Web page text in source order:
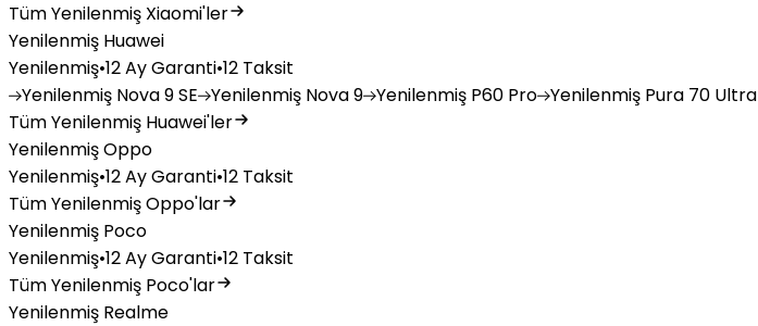
Tüm Yenilenmiş Xiaomi'ler
Yenilenmiş Huawei
Yenilenmiş•12 Ay Garanti•12 Taksit
Yenilenmiş Nova 9 SE Yenilenmiş Nova 9 Yenilenmiş P60 Pro Yenilenmiş Pura 70 Ultra
Tüm Yenilenmiş Huawei'ler
Yenilenmiş Oppo
Yenilenmiş•12 Ay Garanti•12 Taksit
Tüm Yenilenmiş Oppo'lar
Yenilenmiş Poco
Yenilenmiş•12 Ay Garanti•12 Taksit
Tüm Yenilenmiş Poco'lar
Yenilenmiş Realme